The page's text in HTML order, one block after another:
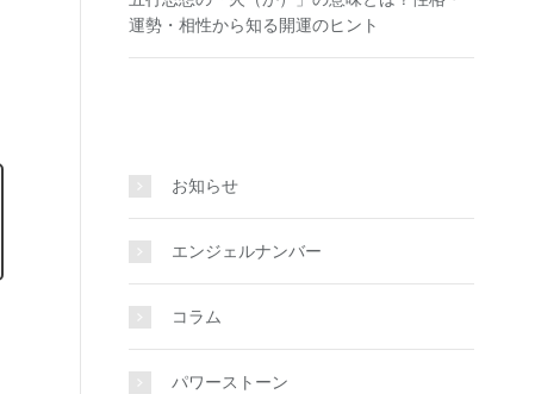
運勢・相性から知る開運のヒント
お知らせ
エンジェルナンバー
コラム
パワーストーン